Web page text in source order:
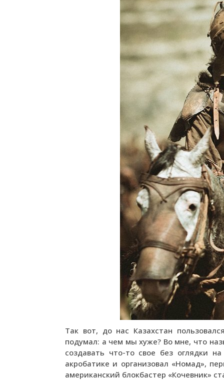
Так вот, до нас Казахстан
подумал: а чем мы хуже? Во мне, что
создавать что-то свое без оглядки
акробатике и организовал «Номад»,
американский блокбастер «Кочевник»